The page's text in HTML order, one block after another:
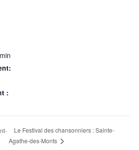
:
Le Festival des chansonniers : Sainte-
Agathe-des-Monts